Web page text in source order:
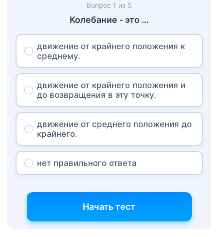
Вопрос 1 из 5
Колебание - это …
движение от крайнего положения к
среднему.
движение от крайнего положения и
до возвращения в эту точку.
движение от среднего положения до
крайнего.
нет правильного ответа
Начать тест